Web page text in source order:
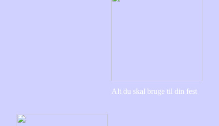
Alt du skal bruge til din fest